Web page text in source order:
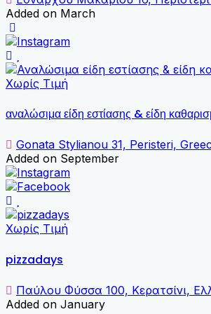
Added on March
Χωρίς Τιμή
αναλώσιμα είδη εστίασης & είδη
Gonata Stylianou 31, Peristeri,
Added on September
Χωρίς Τιμή
pizzadays
Παύλου Φύσσα 100, Κερατσίνι,
Added on January